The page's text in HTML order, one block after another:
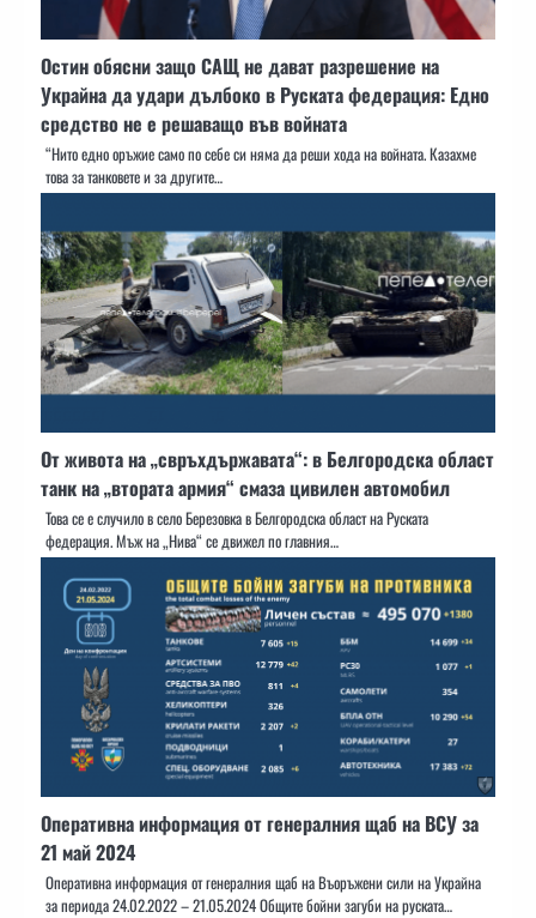
Остин обясни защо САЩ не дават разрешение на
Украйна да удари дълбоко в Руската федерация: Едно
средство не е решаващо във войната
“Нито едно оръжие само по себе си няма да реши хода на войната. Казахме
това за танковете и за другите…
От живота на „свръхдържавата“: в Белгородска област
танк на „втората армия“ смаза цивилен автомобил
Това се е случило в село Березовка в Белгородска област на Руската
федерация. Мъж на „Нива“ се движел по главния…
Оперативна информация от генералния щаб на ВСУ за
21 май 2024
Оперативна информация от генералния щаб на Въоръжени сили на Украйна
за периода 24.02.2022 – 21.05.2024 Общите бойни загуби на руската…